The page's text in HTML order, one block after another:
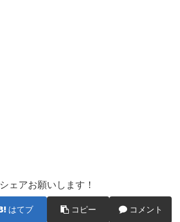
シェアお願いします！
はてブ コピー コメント